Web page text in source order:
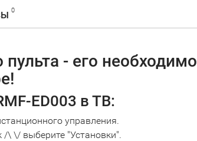
0
- его необходимо
ED003 в ТВ:
управления.
\ \/ выберите "Установки".